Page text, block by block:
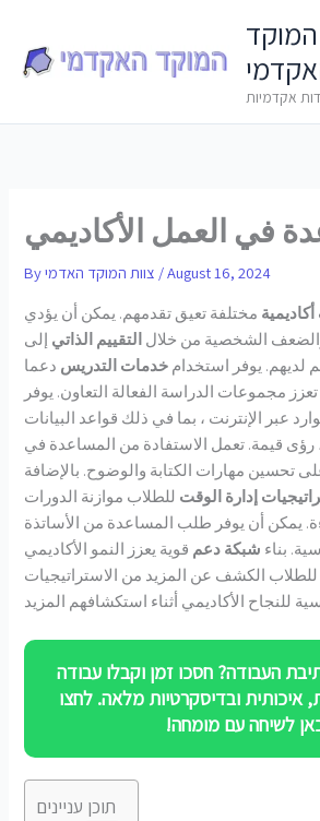
content
המוקד
אקדמיות
في العمل الأكاديمي
By /August 16, 2024
أكاديمية مختلفة تعيق تقدمهم. يمكن أن يؤدي
الشخصية من خلال التقييم الذاتي إلى
لديهم. يوفر استخدام خدمات التدريس دعما
مجموعات الدراسة الفعالة التعاون. يوفر
عبر الإنترنت ، بما في ذلك قواعد البيانات
رؤى قيمة. تعمل الاستفادة من المساعدة في
على تحسين مهارات الكتابة والوضوح. بالإضافة
إدارة الوقت للطلاب موازنة الدورات
يمكن أن يوفر طلب المساعدة من الأساتذة
بناء شبكة دعم قوية يعزز النمو الأكاديمي
الكشف عن المزيد من الاستراتيجيات
העבודה? חסכו זמן וקבלו עבודה
איכותית ובדיסקרטיות מלאה. לחצו
לשיחה עם מומחה!
תוכן עניינים